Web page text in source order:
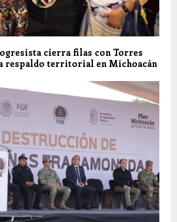
cierra filas con Torres
respaldo territorial en Michoacán